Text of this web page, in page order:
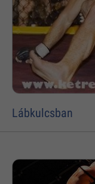
Lábkulcsban